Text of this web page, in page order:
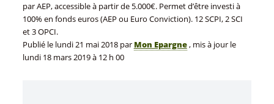
par AEP, accessible à partir de 5.000€. Permet d’être investi à
100% en fonds euros (AEP ou Euro Conviction). 12 SCPI, 2 SCI
et 3 OPCI.
Publié le lundi 21 mai 2018par Mon Epargne, mis à jour le
lundi 18 mars 2019 à 12 h 00